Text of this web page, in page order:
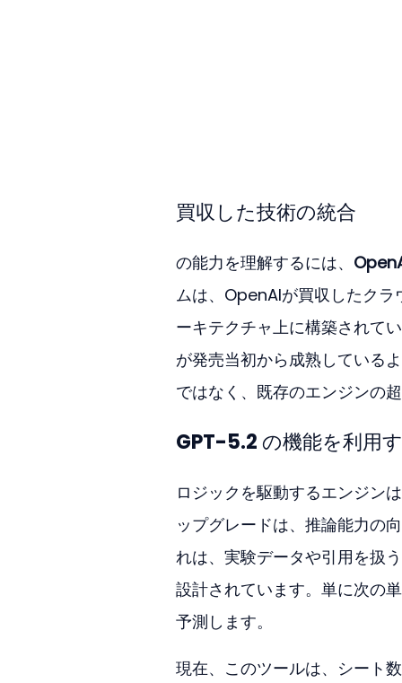
買収した技術の統合
の能力を理解するには、
ムは、OpenAIが買収したク
ーキテクチャ上に構築されて
が発売当初から成熟している
ではなく、既存のエンジンの
GPT-5.2 の機能を利用
ロジックを駆動するエンジン
ップグレードは、推論能力の
れは、実験データや引用を扱
設計されています。単に次の
予測します。
現在、このツールは、シート